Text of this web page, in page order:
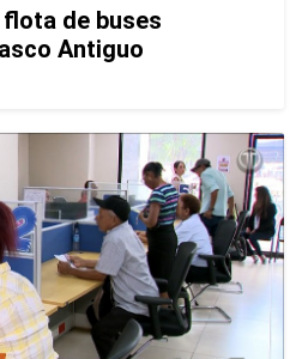
de buses
Antiguo